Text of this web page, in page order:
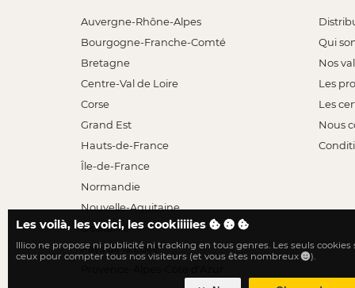
Auvergne-Rhône-Alpes
Bourgogne-Franche-Comté
Bretagne
Centre-Val de Loire
Corse
Grand Est
Hauts-de-France
Île-de-France
Normandie
Nouvelle-Aquitaine
Occitanie
Pays de la Loire
Qui
Nos
Les
Les
Nous
Les voilà, les voici, les cookiiiiies
Illico ne propose ni publicité ni tracking en tous genres. Les seuls cookies
ceux pour compter tous nos visiteurs (et vous êtes nombreux
).